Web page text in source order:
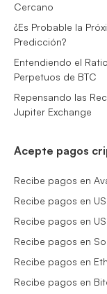
Cercano
¿Es Probable la
Predicción?
Entendiendo el
Perpetuos de BTC
Repensando las
Jupiter Exchange
Acepte pagos
Recibe pagos en
Recibe pagos en
Recibe pagos en
Recibe pagos en
Recibe pagos en
Recibe pagos en